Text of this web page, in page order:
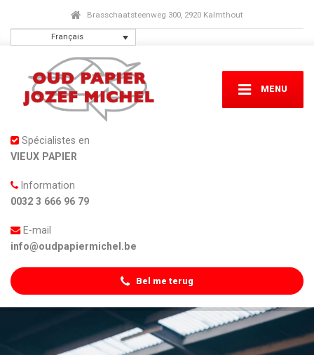
Brasschaatsteenweg 300, 2920 Kalmthout
Français
MENU
Spécialistes en
VIEUX PAPIER
Information
0032 3 666 96 79
E-mail
info@oudpapiermichel.be
Bel me terug